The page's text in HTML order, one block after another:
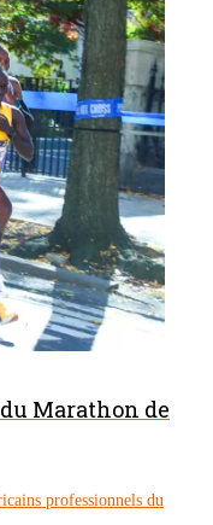
Marathon de
professionnels du